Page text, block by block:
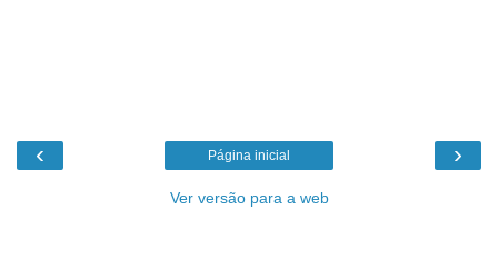
‹ ›
Página inicial
Ver versão para a web